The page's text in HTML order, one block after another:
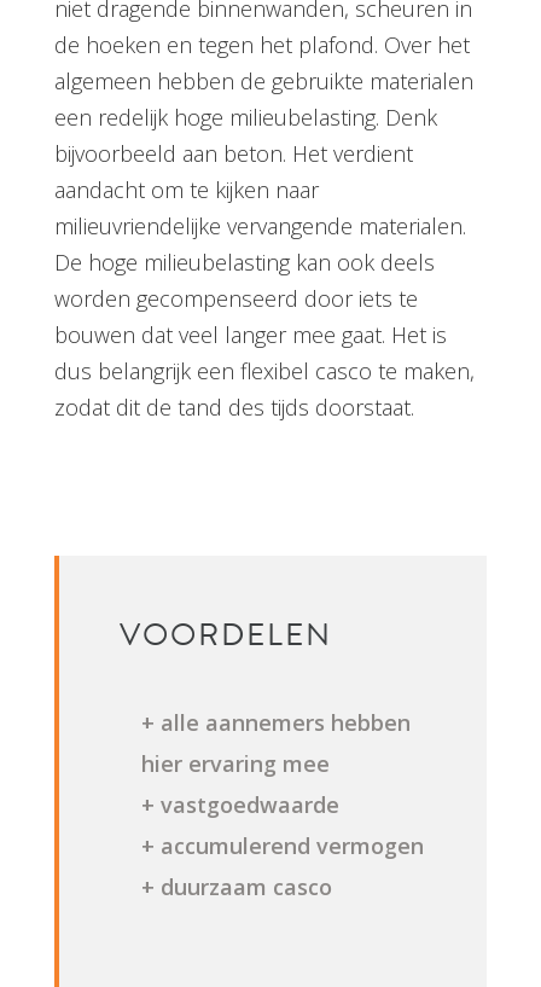
niet dragende binnenwanden, scheuren in
de hoeken en tegen het plafond. Over het
algemeen hebben de gebruikte materialen
een redelijk hoge milieubelasting. Denk
bijvoorbeeld aan beton. Het verdient
aandacht om te kijken naar
milieuvriendelijke vervangende materialen.
De hoge milieubelasting kan ook deels
worden gecompenseerd door iets te
bouwen dat veel langer mee gaat. Het is
dus belangrijk een flexibel casco te maken,
zodat dit de tand des tijds doorstaat.
VOORDELEN
+ alle aannemers hebben
hier ervaring mee
+ vastgoedwaarde
+ accumulerend vermogen
+ duurzaam casco